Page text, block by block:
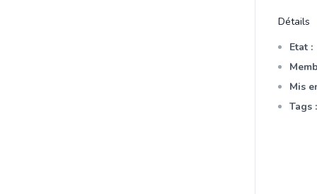
Détails
Etat :
Mis
Tags :